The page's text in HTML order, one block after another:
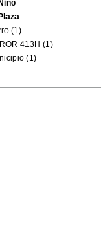
Niño
Plaza
(1)
413H (1)
(1)